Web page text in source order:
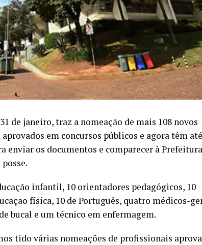
de janeiro, traz a nomeação de mais 108 novos
em concursos públicos e agora têm
enviar os documentos e comparecer à
infantil, 10 orientadores pedagógicos, 10
física, 10 de Português, quatro médicos-
bucal e um técnico em enfermagem.
tido várias nomeações de profissionais